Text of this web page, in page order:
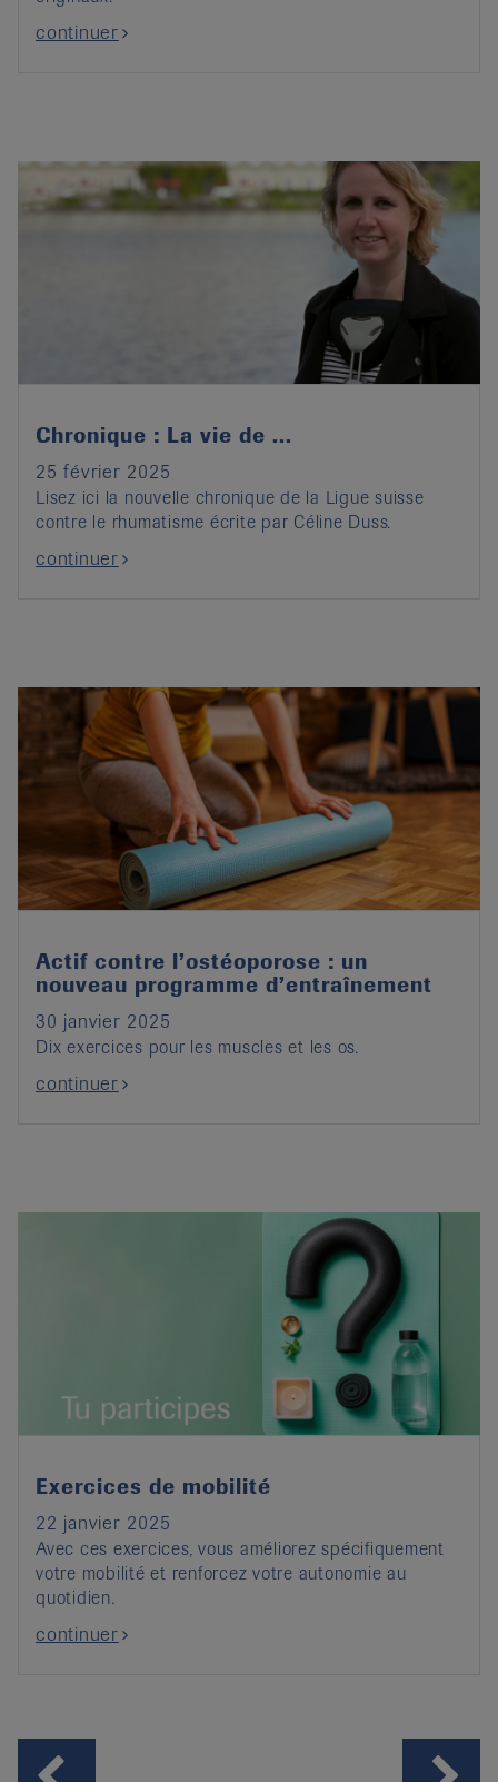
continuer
Chronique : La vie de ...
25 février 2025
Lisez ici la nouvelle chronique de la Ligue suisse
contre le rhumatisme écrite par Céline Duss.
continuer
Actif contre l’ostéoporose : un
nouveau programme d’entraînement
30 janvier 2025
Dix exercices pour les muscles et les os.
continuer
Exercices de mobilité
22 janvier 2025
Avec ces exercices, vous améliorez spécifiquement
votre mobilité et renforcez votre autonomie au
quotidien.
continuer